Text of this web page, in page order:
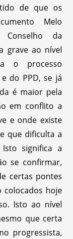
de que os
Melo
da
grave ao nível
o processo
do PPD, se já
é maior pela
em conflito a
e onde existe
que dificulta a
significa a
se confirmar,
certas pontes
colocados hoje
Isto ao nível
que certa
progressista,